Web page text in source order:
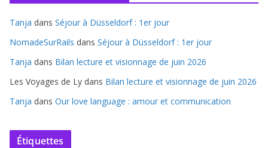
Tanja dans Séjour à Düsseldorf : 1er jour
NomadeSurRails dans Séjour à Düsseldorf : 1er jour
Tanja dans Bilan lecture et visionnage de juin 2026
Les Voyages de Ly dans Bilan lecture et visionnage de juin 2026
Tanja dans Our love language : amour et communication
Étiquettes